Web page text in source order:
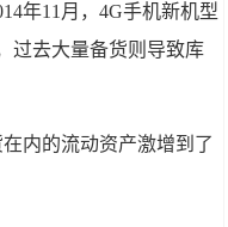
年11月，4G手机新机型
过去大量备货则导致库
内的流动资产激增到了